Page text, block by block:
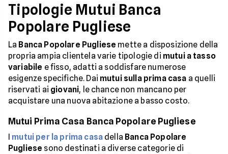
Tipologie Mutui Banca
Popolare Pugliese
La Banca Popolare Pugliese mette a disposizione della
propria ampia clientela varie tipologie di mutui a tasso
variabile e fisso, adatti a soddisfare numerose
esigenze specifiche. Dai mutui sulla prima casa a quelli
riservati ai giovani, le chance non mancano per
acquistare una nuova abitazione a basso costo.
Mutui Prima Casa Banca Popolare Pugliese
I mutui per la prima casa della Banca Popolare
Pugliese sono destinati a diverse categorie di